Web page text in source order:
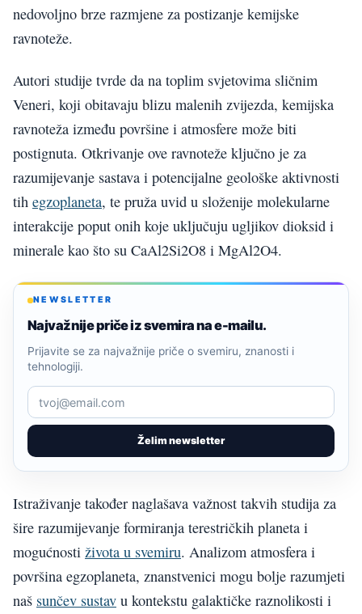
nedovoljno brze razmjene za postizanje kemijske
ravnoteže.
Autori studije tvrde da na toplim svjetovima sličnim
Veneri, koji obitavaju blizu malenih zvijezda, kemijska
ravnoteža između površine i atmosfere može biti
postignuta. Otkrivanje ove ravnoteže ključno je za
razumijevanje sastava i potencijalne geološke aktivnosti
tih egzoplaneta, te pruža uvid u složenije molekularne
interakcije poput onih koje uključuju ugljikov dioksid i
minerale kao što su CaAl2Si2O8 i MgAl2O4.
NEWSLETTER
Najvažnije priče iz svemira na e-mailu.
Želim newsletter
Prijavite se za najvažnije priče o svemiru, znanosti i
tehnologiji.
Istraživanje također naglašava važnost takvih studija za
šire razumijevanje formiranja terestričkih planeta i
mogućnosti života u svemiru. Analizom atmosfera i
površina egzoplaneta, znanstvenici mogu bolje razumjeti
naš sunčev sustav u kontekstu galaktičke raznolikosti i